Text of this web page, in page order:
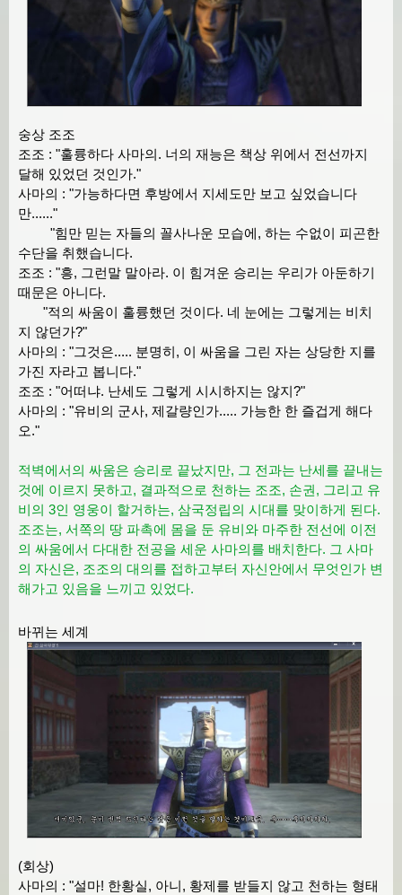
숭상 조조
조조 : "훌륭하다 사마의. 너의 재능은 책상 위에서 전선까지
달해 있었던 것인가."
사마의 : "가능하다면 후방에서 지세도만 보고 싶었습니다
만......"
"힘만 믿는 자들의 꼴사나운 모습에, 하는 수없이 피곤한
수단을 취했습니다.
조조 : "흥, 그런말 말아라. 이 힘겨운 승리는 우리가 아둔하기
때문은 아니다.
"적의 싸움이 훌륭했던 것이다. 네 눈에는 그렇게는 비치
지 않던가?"
사마의 : "그것은..... 분명히, 이 싸움을 그린 자는 상당한 지를
가진 자라고 봅니다."
조조 : "어떠냐. 난세도 그렇게 시시하지는 않지?"
사마의 : "유비의 군사, 제갈량인가..... 가능한 한 즐겁게 해다
오."
적벽에서의 싸움은 승리로 끝났지만, 그 전과는 난세를 끝내는
것에 이르지 못하고, 결과적으로 천하는 조조, 손권, 그리고 유
비의 3인 영웅이 할거하는, 삼국정립의 시대를 맞이하게 된다.
조조는, 서쪽의 땅 파촉에 몸을 둔 유비와 마주한 전선에 이전
의 싸움에서 다대한 전공을 세운 사마의를 배치한다. 그 사마
의 자신은, 조조의 대의를 접하고부터 자신안에서 무엇인가 변
해가고 있음을 느끼고 있었다.
바뀌는 세계
(회상)
사마의 : "설마! 한황실, 아니, 황제를 받들지 않고 천하는 형태